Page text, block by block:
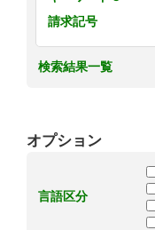
請求記号
検索結果一覧
オプション
言語区分